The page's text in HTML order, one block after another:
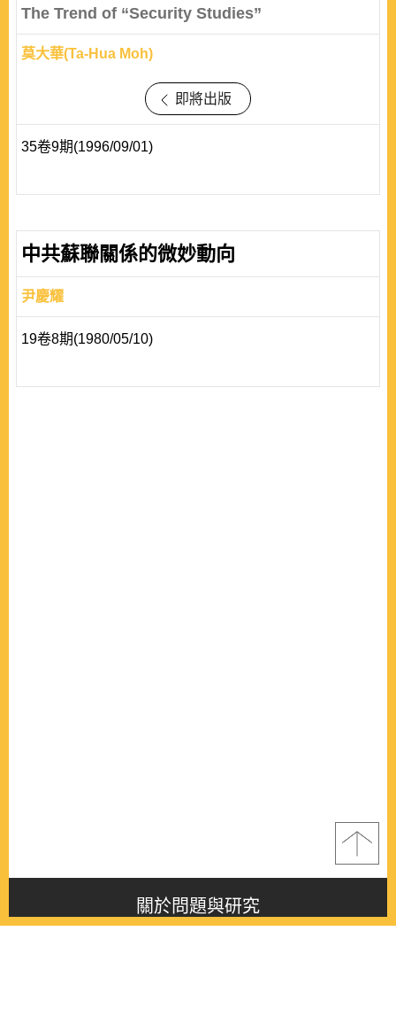
The Trend of “Security Studies”
莫大華(Ta-Hua Moh)
即將出版
35卷9期(1996/09/01)
中共蘇聯關係的微妙動向
尹慶耀
19卷8期(1980/05/10)
關於問題與研究
About this journal